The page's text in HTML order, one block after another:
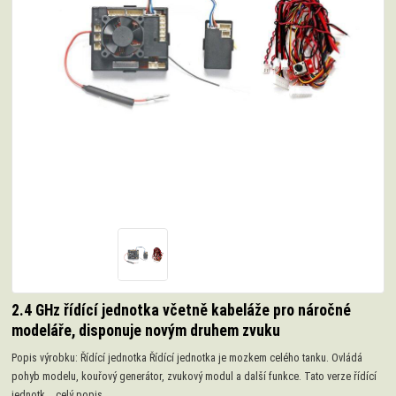
2.4 GHz řídící jednotka včetně kabeláže pro náročné
modeláře, disponuje novým druhem zvuku
Popis výrobku: Řídící jednotka Řídící jednotka je mozkem celého tanku. Ovládá
pohyb modelu, kouřový generátor, zvukový modul a další funkce. Tato verze řídící